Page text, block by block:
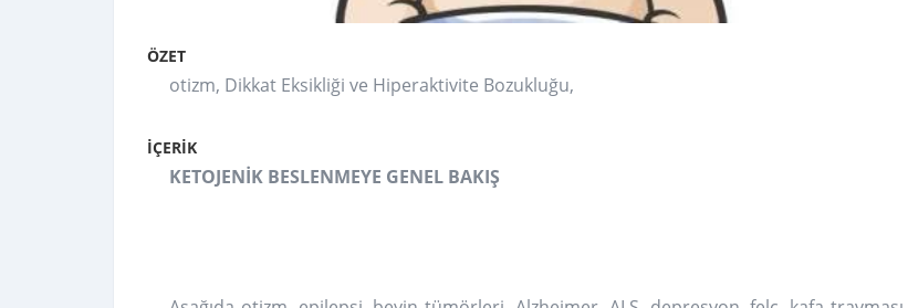
ÖZET
otizm, Dikkat Eksikliği ve Hiperaktivite Bozukluğu,
İÇERİK
KETOJENİK BESLENMEYE GENEL BAKIŞ